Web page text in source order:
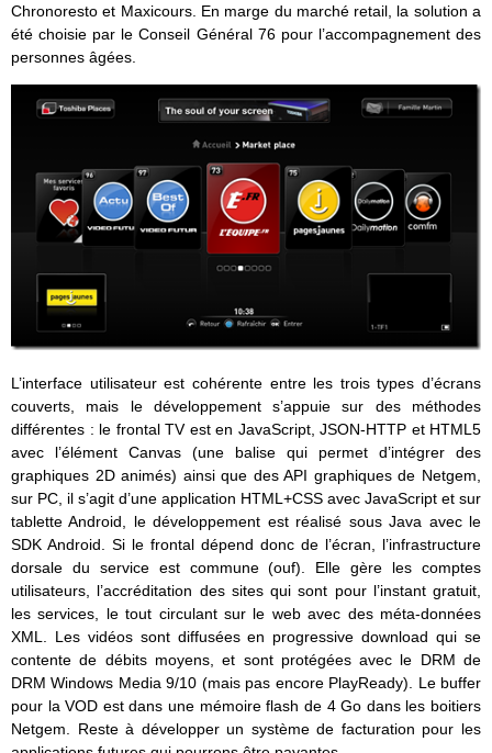
Chronoresto et Maxicours. En marge du marché retail, la solution a
été choisie par le Conseil Général 76 pour l’accompagnement des
personnes âgées.
L’interface utilisateur est cohérente entre les trois types d’écrans
couverts, mais le développement s’appuie sur des méthodes
différentes : le frontal TV est en JavaScript, JSON-HTTP et HTML5
avec l’élément Canvas (une balise qui permet d’intégrer des
graphiques 2D animés) ainsi que des API graphiques de Netgem,
sur PC, il s’agit d’une application HTML+CSS avec JavaScript et sur
tablette Android, le développement est réalisé sous Java avec le
SDK Android. Si le frontal dépend donc de l’écran, l’infrastructure
dorsale du service est commune (ouf). Elle gère les comptes
utilisateurs, l’accréditation des sites qui sont pour l’instant gratuit,
les services, le tout circulant sur le web avec des méta-données
XML. Les vidéos sont diffusées en progressive download qui se
contente de débits moyens, et sont protégées avec le DRM de
DRM Windows Media 9/10 (mais pas encore PlayReady). Le buffer
pour la VOD est dans une mémoire flash de 4 Go dans les boitiers
Netgem. Reste à développer un système de facturation pour les